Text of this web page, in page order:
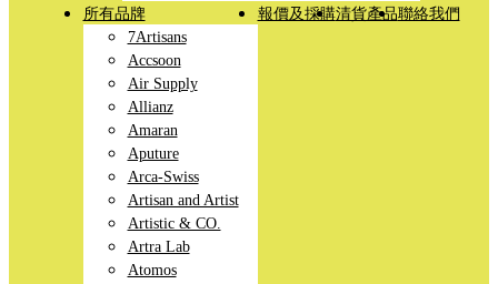
所有品牌
7Artisans
Accsoon
Air Supply
Allianz
Amaran
Aputure
Arca-Swiss
Artisan and Artist
Artistic & CO.
Artra Lab
Atomos
報價及採購清貨產品聯絡我們